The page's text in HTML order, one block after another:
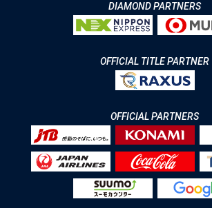
DIAMOND PARTNERS
OFFICIAL TITLE PARTNER
OFFICIAL PARTNERS